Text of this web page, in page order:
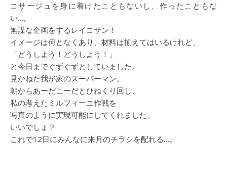
コサージュを身に着けたこともないし、作ったこともな
い…。
無謀な企画をするレイコサン！
イメージは何となくあり、材料は揃えてはいるけれど、
「どうしよう！どうしよう！」
と今日までぐずぐずとしていました。
見かねた我が家のスーパーマン。
朝からあーだこーだとひねくり回し、
私の考えたミルフィーユ作戦を
写真のように実現可能にしてくれました。
いいでしょ？
これで12日にみんなに来月のチラシを配れる…。